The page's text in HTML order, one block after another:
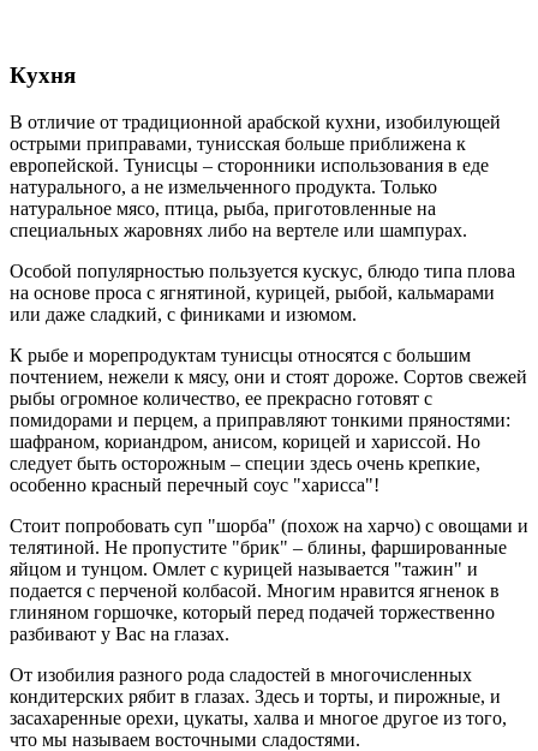
Кухня
В отличие от традиционной арабской кухни, изобилующей
острыми приправами, тунисская больше приближена к
европейской. Тунисцы – сторонники использования в еде
натурального, а не измельченного продукта. Только
натуральное мясо, птица, рыба, приготовленные на
специальных жаровнях либо на вертеле или шампурах.
Особой популярностью пользуется кускус, блюдо типа плова
на основе проса с ягнятиной, курицей, рыбой, кальмарами
или даже сладкий, с финиками и изюмом.
К рыбе и морепродуктам тунисцы относятся с большим
почтением, нежели к мясу, они и стоят дороже. Сортов свежей
рыбы огромное количество, ее прекрасно готовят с
помидорами и перцем, а приправляют тонкими пряностями:
шафраном, кориандром, анисом, корицей и хариссой. Но
следует быть осторожным – специи здесь очень крепкие,
особенно красный перечный соус "харисса"!
Стоит попробовать суп "шорба" (похож на харчо) с овощами и
телятиной. Не пропустите "брик" – блины, фаршированные
яйцом и тунцом. Омлет с курицей называется "тажин" и
подается с перченой колбасой. Многим нравится ягненок в
глиняном горшочке, который перед подачей торжественно
разбивают у Вас на глазах.
От изобилия разного рода сладостей в многочисленных
кондитерских рябит в глазах. Здесь и торты, и пирожные, и
засахаренные орехи, цукаты, халва и многое другое из того,
что мы называем восточными сладостями.